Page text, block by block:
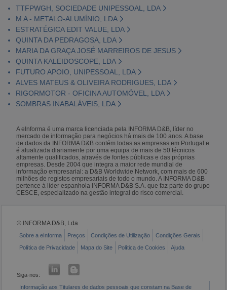
TTFPWGH, SOCIEDADE UNIPESSOAL, LDA
M A - METALO-ALUMÍNIO, LDA
ESTRATÉGICA EDIT VALUE, LDA
QUINTA DA PEDRAGOSA, LDA
MARIA DA GRAÇA JOSÉ MARREIROS DE JESUS
QUINTA KALEIDOSCOPE, LDA
FUTURO APOIO, UNIPESSOAL, LDA
ALVES MATEUS & OLIVEIRA RODRIGUES, LDA
RIGORMOTOR - OFICINA AUTOMÓVEL, LDA
SOMBRAS INABALÁVEIS, LDA
A eInforma é uma marca licenciada pela INFORMA D&B, líder no
mercado de informação para negócios há mais de 100 anos. A base
de dados da INFORMA D&B contém todas as empresas em Portugal e
é atualizada diariamente por uma equipa de mais de 50 técnicos
altamente qualificados, através de fontes públicas e das próprias
empresas. Desde 2004 que integra a maior rede mundial de
informação empresarial: a D&B Worldwide Network, com mais de 600
milhões de registos empresariais de todo o mundo. A INFORMA D&B
pertence à líder espanhola INFORMA D&B S.A. que faz parte do grupo
CESCE, especializado na gestão integral do risco comercial.
© INFORMA D&B, Lda
Sobre a eInforma Preços Condições de Utilização
Condições Gerais
Política de Privacidade
Mapa do Site Política de Cookies Ajuda
Siga-nos:
Informação aos Titulares de dados pessoais que constam na Base de